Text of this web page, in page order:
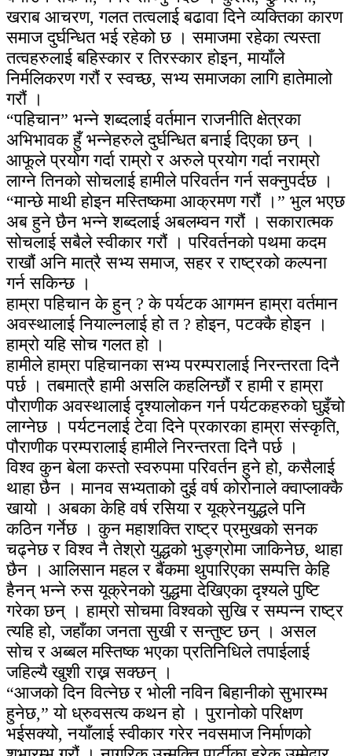
खराब आचरण, गलत तत्वलाई बढावा दिने व्यक्तिका कारण
समाज दुर्घन्धित भई रहेको छ । समाजमा रहेका त्यस्ता
तत्वहरुलाई बहिस्कार र तिरस्कार होइन, मायाँले
निर्मलिकरण गरौं र स्वच्छ, सभ्य समाजका लागि हातेमालो
गरौं ।
“पहिचान” भन्ने शब्दलाई वर्तमान राजनीति क्षेत्रका
अभिभावक हुँ भन्नेहरुले दुर्घन्धित बनाई दिएका छन् ।
आफूले प्रयोग गर्दा राम्रो र अरुले प्रयोग गर्दा नराम्रो
लाग्ने तिनको सोचलाई हामीले परिवर्तन गर्न सक्नुपर्दछ ।
“मान्छे माथी होइन मस्तिष्कमा आक्रमण गरौं ।” भुल भएछ
अब हुने छैन भन्ने शब्दलाई अबलम्वन गरौं । सकारात्मक
सोचलाई सबैले स्वीकार गरौं । परिवर्तनको पथमा कदम
राखौं अनि मात्रै सभ्य समाज, सहर र राष्ट्रको कल्पना
गर्न सकिन्छ ।
हाम्रा पहिचान के हुन् ? के पर्यटक आगमन हाम्रा वर्तमान
अवस्थालाई नियाल्नलाई हो त ? होइन, पटक्कै होइन ।
हाम्रो यहि सोच गलत हो ।
हामीले हाम्रा पहिचानका सभ्य परम्परालाई निरन्तरता दिनै
पर्छ । तबमात्रै हामी असलि कहलिन्छौं र हामी र हाम्रा
पौराणीक अवस्थालाई दृश्यालोकन गर्न पर्यटकहरुको घुइँचो
लाग्नेछ । पर्यटनलाई टेवा दिने प्रकारका हाम्रा संस्कृति,
पौराणीक परम्परालाई हामीले निरन्तरता दिनै पर्छ ।
विश्व कुन बेला कस्तो स्वरुपमा परिवर्तन हुने हो, कसैलाई
थाहा छैन । मानव सभ्यताको दुई वर्ष कोरोनाले क्वाप्लाक्कै
खायो । अबका केहि वर्ष रसिया र यूक्रेनयुद्धले पनि
कठिन गर्नेछ । कुन महाशक्ति राष्ट्र प्रमुखको सनक
चढ्नेछ र विश्व नै तेश्रो युद्धको भुङ्ग्रोमा जाकिनेछ, थाहा
छैन । आलिसान महल र बैंकमा थुपारिएका सम्पत्ति केहि
हैनन् भन्ने रुस यूक्रेनको युद्धमा देखिएका दृश्यले पुष्टि
गरेका छन् । हाम्रो सोचमा विश्वको सुखि र सम्पन्न राष्ट्र
त्यहि हो, जहाँका जनता सुखी र सन्तुष्ट छन् । असल
सोच र अब्बल मस्तिष्क भएका प्रतिनिधिले तपाईलाई
जहिल्यै खुशी राख्न सक्छन् ।
“आजको दिन वित्नेछ र भोली नविन बिहानीको सुभारम्भ
हुनेछ,” यो ध्रुवसत्य कथन हो । पुरानोको परिक्षण
भईसक्यो, नयाँलाई स्वीकार गरेर नवसमाज निर्माणको